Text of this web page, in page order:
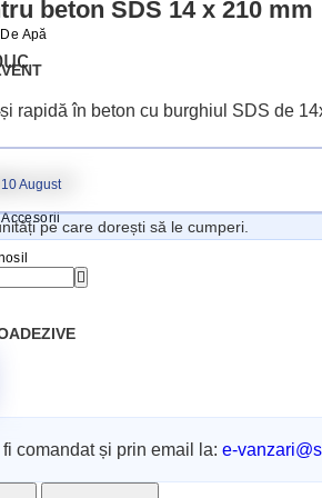
Apă
beton SDS 14 x 210 mm
rapidă în beton cu burghiul SDS de
August
pe care dorești să le cumperi.
comandat și prin email la: e-